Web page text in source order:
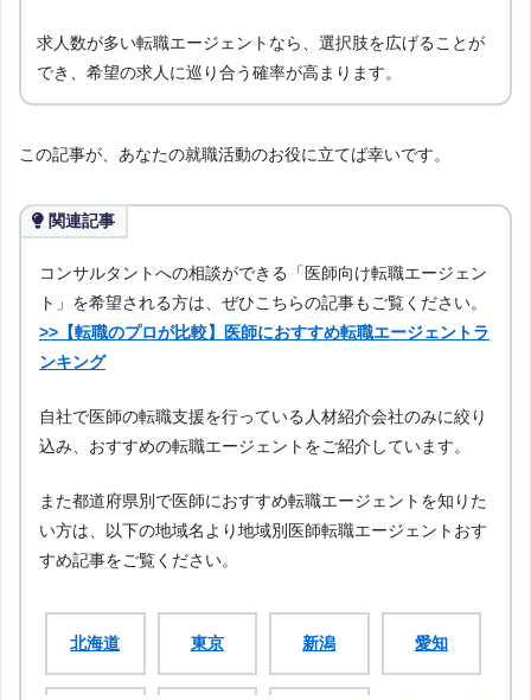
求人数が多い転職エージェントなら、選択肢を広げることが
でき、希望の求人に巡り合う確率が高まります。
この記事が、あなたの就職活動のお役に立てば幸いです。
関連記事
コンサルタントへの相談ができる「医師向け転職エージェン
ト」を希望される方は、ぜひこちらの記事もご覧ください。
>>【転職のプロが比較】医師におすすめ転職エージェントラ
ンキング
自社で医師の転職支援を行っている人材紹介会社のみに絞り
込み、おすすめの転職エージェントをご紹介しています。
また都道府県別で医師におすすめ転職エージェントを知りた
い方は、以下の地域名より地域別医師転職エージェントおす
すめ記事をご覧ください。
北海道 東京 新潟 愛知